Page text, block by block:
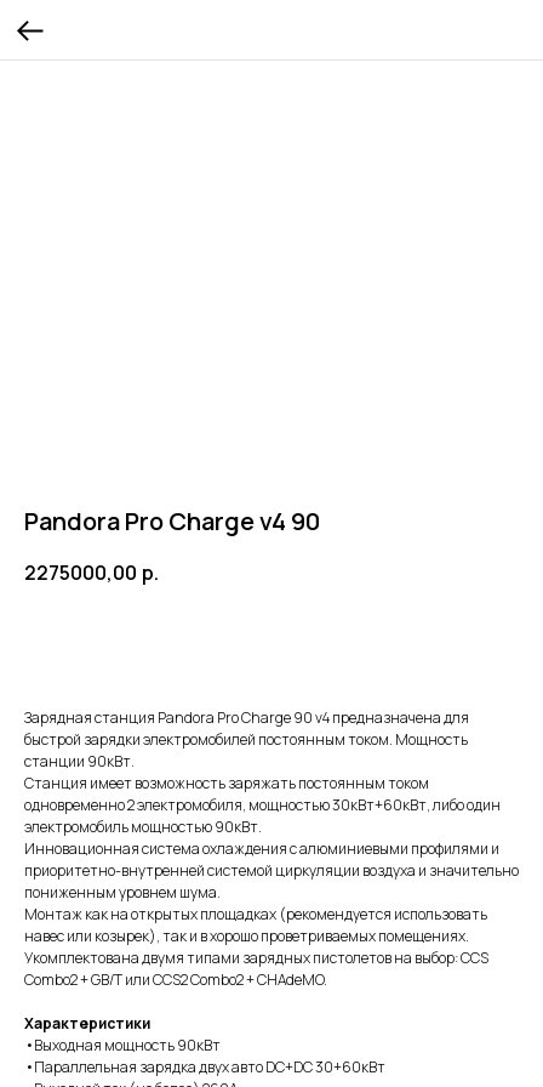
Pandora Pro Charge v4 90
2275000,00 р.
Зарядная станция Pandora Pro Charge 90 v4 предназначена для
быстрой зарядки электромобилей постоянным током. Мощность
станции 90кВт.
Станция имеет возможность заряжать постоянным током
одновременно 2 электромобиля, мощностью 30кВт+60кВт, либо один
электромобиль мощностью 90кВт.
Инновационная система охлаждения с алюминиевыми профилями и
приоритетно-внутренней системой циркуляции воздуха и значительно
пониженным уровнем шума.
Монтаж как на открытых площадках (рекомендуется использовать
навес или козырек), так и в хорошо проветриваемых помещениях.
Укомплектована двумя типами зарядных пистолетов на выбор: CCS
Combo2 + GB/T или CCS2 Combo2 + CHAdeMO.
Характеристики
•Выходная мощность 90кВт
•Параллельная зарядка двух авто DC+DC 30+60кВт